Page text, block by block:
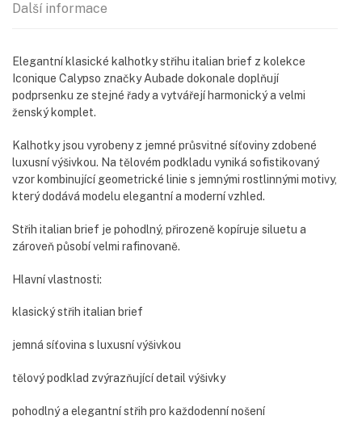
Další informace
Elegantní klasické kalhotky střihu italian brief z kolekce
Iconique Calypso značky Aubade dokonale doplňují
podprsenku ze stejné řady a vytvářejí harmonický a velmi
ženský komplet.
Kalhotky jsou vyrobeny z jemné průsvitné síťoviny zdobené
luxusní výšivkou. Na tělovém podkladu vyniká sofistikovaný
vzor kombinující geometrické linie s jemnými rostlinnými motivy,
který dodává modelu elegantní a moderní vzhled.
Střih italian brief je pohodlný, přirozeně kopíruje siluetu a
zároveň působí velmi rafinovaně.
Hlavní vlastnosti:
klasický střih italian brief
jemná síťovina s luxusní výšivkou
tělový podklad zvýrazňující detail výšivky
pohodlný a elegantní střih pro každodenní nošení